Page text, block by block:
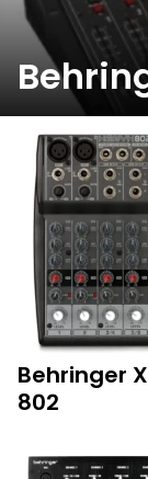
Behringer
802